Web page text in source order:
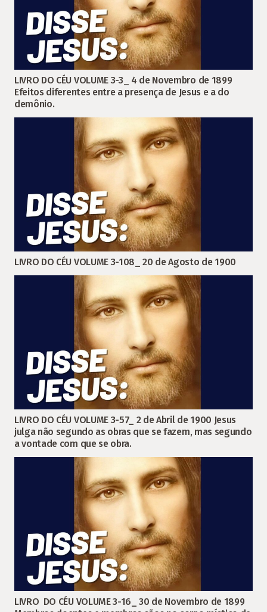
LIVRO DO CÉU VOLUME 3-3_ 4 de Novembro de 1899
Efeitos diferentes entre a presença de Jesus e a do
demônio.
LIVRO DO CÉU VOLUME 3-108_ 20 de Agosto de 1900
LIVRO DO CÉU VOLUME 3-57_ 2 de Abril de 1900 Jesus
julga não segundo as obras que se fazem, mas segundo
a vontade com que se obra.
LIVRO DO CÉU VOLUME 3-16_ 30 de Novembro de 1899